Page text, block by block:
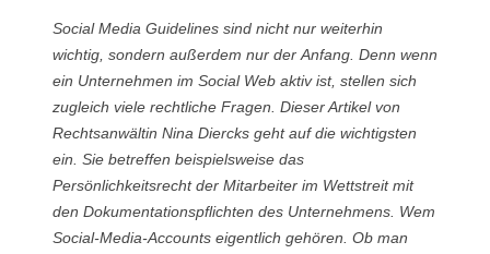
Social Media Guidelines sind nicht nur weiterhin
wichtig, sondern außerdem nur der Anfang. Denn wenn
ein Unternehmen im Social Web aktiv ist, stellen sich
zugleich viele rechtliche Fragen. Dieser Artikel von
Rechtsanwältin Nina Diercks geht auf die wichtigsten
ein. Sie betreffen beispielsweise das
Persönlichkeitsrecht der Mitarbeiter im Wettstreit mit
den Dokumentationspflichten des Unternehmens. Wem
Social-Media-Accounts eigentlich gehören. Ob man